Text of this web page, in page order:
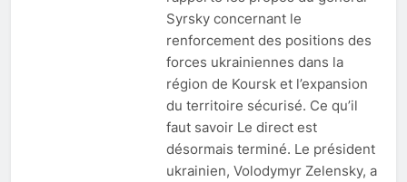
Syrsky concernant le
renforcement des positions des
forces ukrainiennes dans la
région de Koursk et l’expansion
du territoire sécurisé. Ce qu’il
faut savoir Le direct est
désormais terminé. Le président
ukrainien, Volodymyr Zelensky, a